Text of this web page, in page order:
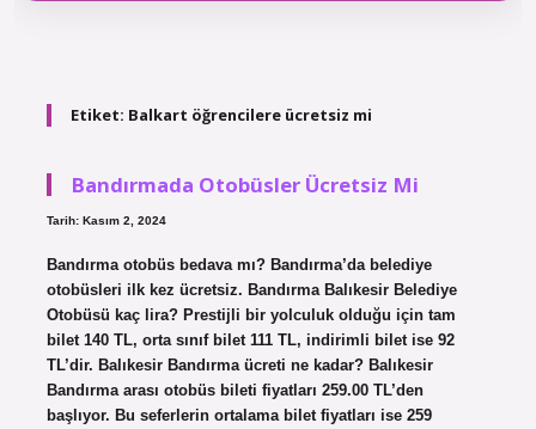
Etiket: Balkart öğrencilere ücretsiz mi
Bandırmada Otobüsler Ücretsiz Mi
Tarih: Kasım 2, 2024
Bandırma otobüs bedava mı? Bandırma’da belediye
otobüsleri ilk kez ücretsiz. Bandırma Balıkesir Belediye
Otobüsü kaç lira? Prestijli bir yolculuk olduğu için tam
bilet 140 TL, orta sınıf bilet 111 TL, indirimli bilet ise 92
TL’dir. Balıkesir Bandırma ücreti ne kadar? Balıkesir
Bandırma arası otobüs bileti fiyatları 259.00 TL’den
başlıyor. Bu seferlerin ortalama bilet fiyatları ise 259